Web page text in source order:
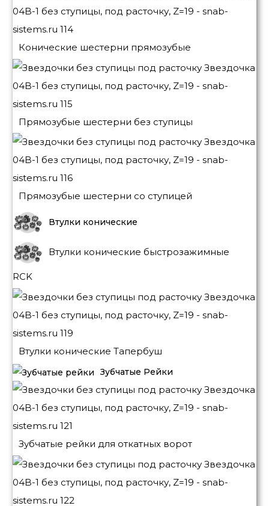
Конические шестерни прямозубые
Прямозубые шестерни без ступицы
Прямозубые шестерни со ступицей
Втулки конические
Втулки конические быстрозажимные
RCK
Втулки конические Тапербуш
Зубчатые Рейки
Зубчатые рейки для откатных ворот